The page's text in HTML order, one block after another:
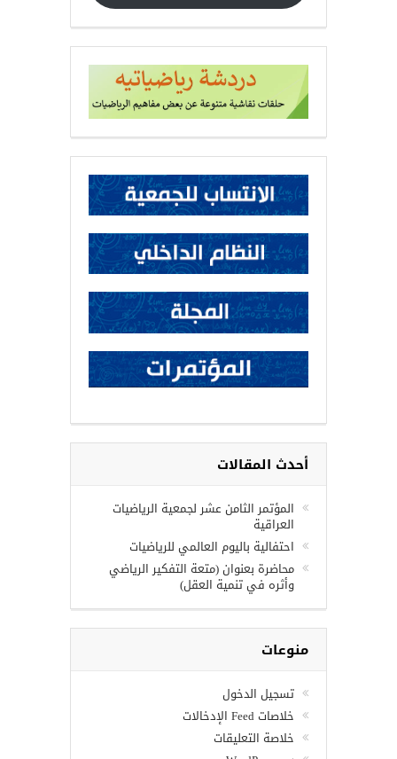
أحدث المقالات
المؤتمر الثامن عشر لجمعية الرياضيات
العراقية
احتفالية باليوم العالمي للرياضيات
محاضرة بعنوان (متعة التفكير الرياضي
وأثره في تنمية العقل)
منوعات
تسجيل الدخول
خلاصات Feed الإدخالات
خلاصة التعليقات